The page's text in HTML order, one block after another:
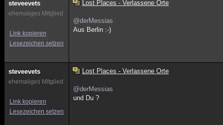
steveevets
ehemaliges Mitglied
Link kopieren
Lesezeichen setzen
Lost Places - Verlassene Orte
@derMessias
Aus Berlin :-)
steveevets
ehemaliges Mitglied
Link kopieren
Lesezeichen setzen
Lost Places - Verlassene Orte
@derMessias
und Du ?